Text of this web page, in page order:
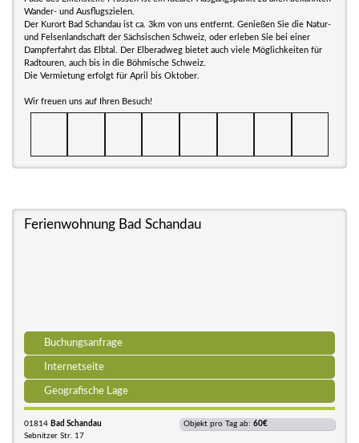
Wander- und Ausflugszielen.
Der Kurort Bad Schandau ist ca. 3km von uns entfernt. Genießen Sie die Natur-
und Felsenlandschaft der Sächsischen Schweiz, oder erleben Sie bei einer
Dampferfahrt das Elbtal. Der Elberadweg bietet auch viele Möglichkeiten für
Radtouren, auch bis in die Böhmische Schweiz.
Die Vermietung erfolgt für April bis Oktober.
Wir freuen uns auf Ihren Besuch!
Ferienwohnung Bad Schandau
Buchungsanfrage
Internetseite
Geografische Lage
01814 Bad Schandau
Sebnitzer Str. 17
Objekt pro Tag ab: 60€